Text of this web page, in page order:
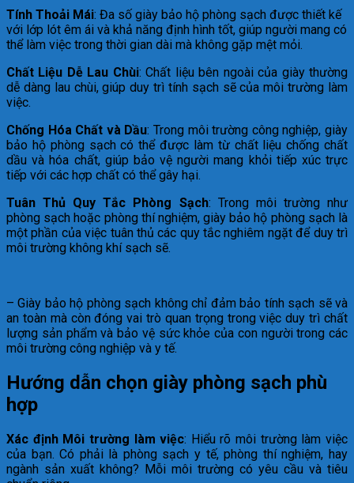
Tính Thoải Mái: Đa số giày bảo hộ phòng sạch được thiết kế
với lớp lót êm ái và khả năng định hình tốt, giúp người mang có
thể làm việc trong thời gian dài mà không gặp mệt mỏi.
Chất Liệu Dễ Lau Chùi: Chất liệu bên ngoài của giày thường
dễ dàng lau chùi, giúp duy trì tính sạch sẽ của môi trường làm
việc.
Chống Hóa Chất và Dầu: Trong môi trường công nghiệp, giày
bảo hộ phòng sạch có thể được làm từ chất liệu chống chất
dầu và hóa chất, giúp bảo vệ người mang khỏi tiếp xúc trực
tiếp với các hợp chất có thể gây hại.
Tuân Thủ Quy Tắc Phòng Sạch: Trong môi trường như
phòng sạch hoặc phòng thí nghiệm, giày bảo hộ phòng sạch là
một phần của việc tuân thủ các quy tắc nghiêm ngặt để duy trì
môi trường không khí sạch sẽ.
– Giày bảo hộ phòng sạch không chỉ đảm bảo tính sạch sẽ và
an toàn mà còn đóng vai trò quan trọng trong việc duy trì chất
lượng sản phẩm và bảo vệ sức khỏe của con người trong các
môi trường công nghiệp và y tế.
Hướng dẫn chọn giày phòng sạch phù
hợp
Xác định Môi trường làm việc: Hiểu rõ môi trường làm việc
của bạn. Có phải là phòng sạch y tế, phòng thí nghiệm, hay
ngành sản xuất không? Mỗi môi trường có yêu cầu và tiêu